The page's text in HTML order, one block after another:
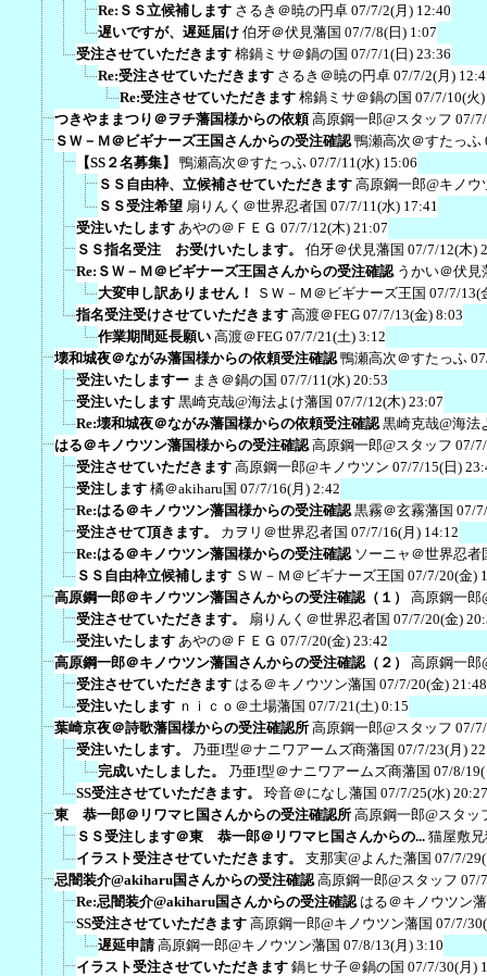
Re:ＳＳ立候補します さるき＠暁の円卓 07/7/2(月) 12:40
遅いですが、遅延届け 伯牙＠伏見藩国 07/7/8(日) 1:07
受注させていただきます 棉鍋ミサ＠鍋の国 07/7/1(日) 23:36
Re:受注させていただきます さるき＠暁の円卓 07/7/2(月)
Re:受注させていただきます 棉鍋ミサ＠鍋の国 07/7/10(火
つきやままつり＠ヲチ藩国様からの依頼 高原鋼一郎@スタッフ 07/
ＳＷ－Ｍ＠ビギナーズ王国さんからの受注確認 鴨瀬高次＠すたっふ
【SS２名募集】
鴨瀬高次＠すたっふ 07/7/11(水) 15:06
ＳＳ自由枠、立候補させていただきます 高原鋼一郎@キノウ
ＳＳ受注希望 扇りんく＠世界忍者国 07/7/11(水) 17:41
受注いたします あやの＠ＦＥＧ 07/7/12(木) 21:07
ＳＳ指名受注 お受けいたします。
伯牙＠伏見藩国 07/7/12(木)
Re:ＳＷ－Ｍ＠ビギナーズ王国さんからの受注確認 うかい＠伏見
大変申し訳ありません！
ＳＷ－Ｍ＠ビギナーズ王国 07/7/13(
指名受注受けさせていただきます 高渡＠FEG 07/7/13(金) 8:03
作業期間延長願い 高渡＠FEG 07/7/21(土) 3:12
壊和城夜＠ながみ藩国様からの依頼受注確認 鴨瀬高次＠すたっふ
受注いたしますー まき＠鍋の国 07/7/11(水) 20:53
受注いたします 黒崎克哉@海法よけ藩国 07/7/12(木) 23:07
Re:壊和城夜＠ながみ藩国様からの依頼受注確認 黒崎克哉@海法
はる＠キノウツン藩国様からの受注確認 高原鋼一郎@スタッフ 07/
受注させていただきます 高原鋼一郎@キノウツン 07/7/15(日)
受注します 橘＠akiharu国 07/7/16(月) 2:42
Re:はる＠キノウツン藩国様からの受注確認 黒霧＠玄霧藩国 07/
受注させて頂きます。
カヲリ＠世界忍者国 07/7/16(月) 14:12
Re:はる＠キノウツン藩国様からの受注確認 ソーニャ＠世界忍者
ＳＳ自由枠立候補します ＳＷ－Ｍ＠ビギナーズ王国 07/7/20(金)
高原鋼一郎＠キノウツン藩国さんからの受注確認（１）
高原鋼一郎
受注させていただきます。
扇りんく＠世界忍者国 07/7/20(金)
受注いたします あやの＠ＦＥＧ 07/7/20(金) 23:42
高原鋼一郎＠キノウツン藩国さんからの受注確認（２）
高原鋼一郎
受注させていただきます はる＠キノウツン藩国 07/7/20(金) 21:48
受注いたします ｎｉｃｏ＠土場藩国 07/7/21(土) 0:15
葉崎京夜＠詩歌藩国様からの受注確認所 高原鋼一郎@スタッフ 07/
受注いたします。
乃亜I型＠ナニワアームズ商藩国 07/7/23(月)
完成いたしました。
乃亜I型＠ナニワアームズ商藩国 07/8/
SS受注させていただきます。
玲音＠になし藩国 07/7/25(水) 20:27
東 恭一郎＠リワマヒ国さんからの受注確認所 高原鋼一郎@スタッ
ＳＳ受注します＠東 恭一郎＠リワマヒ国さんからの... 猫屋敷
イラスト受注させていただきます。
支那実@よんた藩国 07/7/
忌闇装介@akiharu国さんからの受注確認 高原鋼一郎@スタッフ 07/
Re:忌闇装介@akiharu国さんからの受注確認 はる＠キノウツン
SS受注させていただきます 高原鋼一郎@キノウツン藩国 07/7/
遅延申請 高原鋼一郎@キノウツン藩国 07/8/13(月) 3:10
イラスト受注させていただきます 鍋ヒサ子＠鍋の国 07/7/30(月)